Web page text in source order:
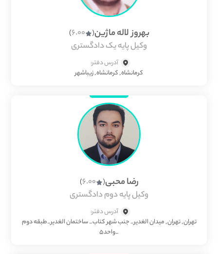
بهروز لاله ماژین(
6.00
)
وکیل پایه یک دادگستری
آدرس دفتر:
كرمانشاه, کرمانشاه, زیباشهر
رضا محبی(
6.00
)
وکیل پایه دوم دادگستری
آدرس دفتر:
تهران, تهران, میدان الغدیر_ جنب شهر کتاب_ ساختمان الغدیر_طبقه دوم
_واحد۵